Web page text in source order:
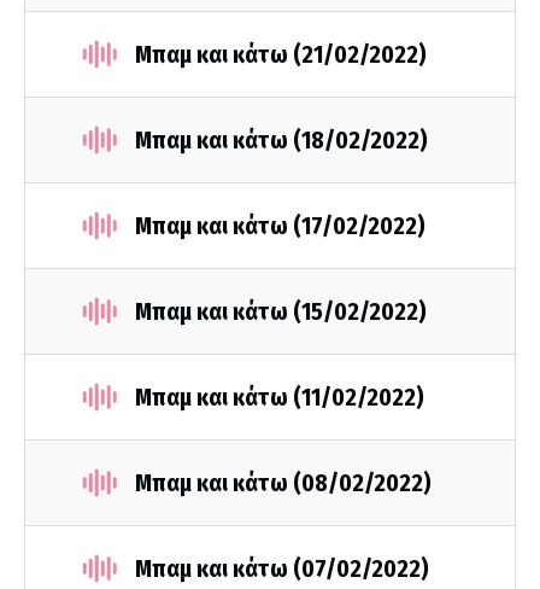
Μπαμ και κάτω (21/02/2022)
Μπαμ και κάτω (18/02/2022)
Μπαμ και κάτω (17/02/2022)
Μπαμ και κάτω (15/02/2022)
Μπαμ και κάτω (11/02/2022)
Μπαμ και κάτω (08/02/2022)
Μπαμ και κάτω (07/02/2022)